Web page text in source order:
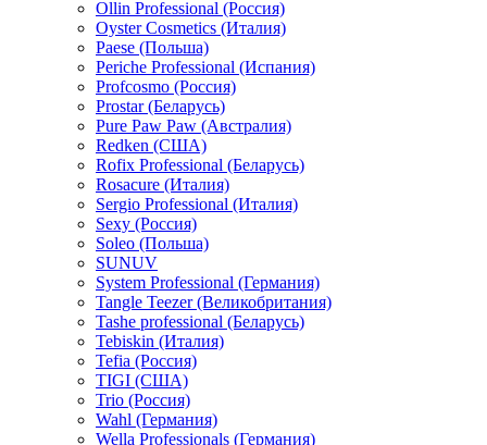
Ollin Professional (Россия)
Oyster Cosmetics (Италия)
Paese (Польша)
Periche Professional (Испания)
Profcosmo (Россия)
Prostar (Беларусь)
Pure Paw Paw (Австралия)
Redken (США)
Rofix Professional (Беларусь)
Rosacure (Италия)
Sergio Professional (Италия)
Sexy (Россия)
Soleo (Польша)
SUNUV
System Professional (Германия)
Tangle Teezer (Великобритания)
Tashe professional (Беларусь)
Tebiskin (Италия)
Tefia (Россия)
TIGI (США)
Trio (Россия)
Wahl (Германия)
Wella Professionals (Германия)